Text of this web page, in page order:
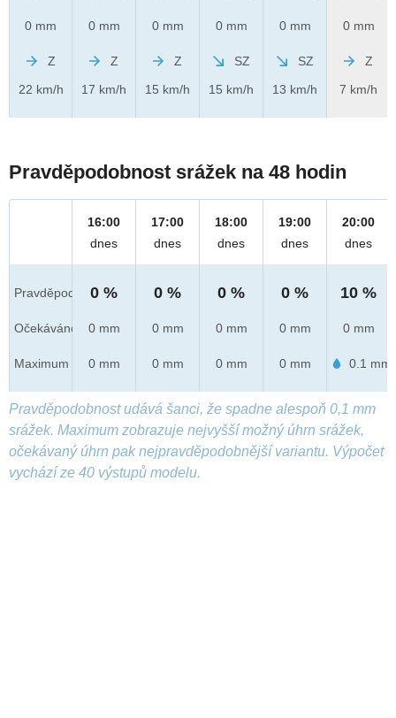
0 mm
Z
22 km/h
0 mm
Z
17 km/h
0 mm
Z
15 km/h
0 mm
SZ
15 km/h
0 mm
SZ
13 km/h
0 mm
Z
7 km/h
Pravděpodobnost srážek na 48 hodin
Pravděpod.
Očekáváno
Maximum
16:00
dnes
0 %
0 mm
0 mm
17:00
dnes
0 %
0 mm
0 mm
18:00
dnes
0 %
0 mm
0 mm
19:00
dnes
0 %
0 mm
0 mm
20:00
dnes
10 %
0 mm
0.1 mm
Pravděpodobnost udává šanci, že spadne alespoň 0,1 mm
srážek. Maximum zobrazuje nejvyšší možný úhrn srážek,
očekávaný úhrn pak nejpravděpodobnější variantu. Výpočet
vychází ze 40 výstupů modelu.